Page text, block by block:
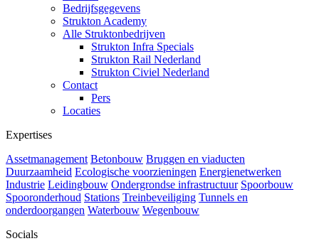
Bedrijfsgegevens
Strukton Academy
Alle Struktonbedrijven
Strukton Infra Specials
Strukton Rail Nederland
Strukton Civiel Nederland
Contact
Pers
Locaties
Expertises
Assetmanagement Betonbouw Bruggen en viaducten
Duurzaamheid Ecologische voorzieningen Energienetwerken
Industrie Leidingbouw Ondergrondse infrastructuur Spoorbouw
Spooronderhoud Stations Treinbeveiliging Tunnels en
onderdoorgangen Waterbouw Wegenbouw
Socials